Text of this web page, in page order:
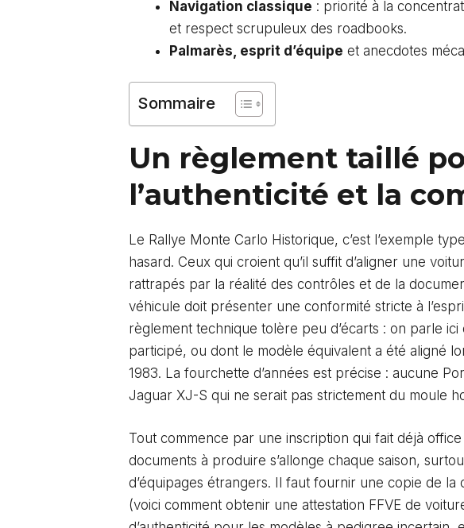
Navigation classique : priorité à la
et respect scrupuleux des roadbooks.
Palmarès, esprit d’équipe et anecdotes
Sommaire
Un règlement taillé
l’authenticité et la
Le Rallye Monte Carlo Historique, c’est l’exemple
hasard. Ceux qui croient qu’il suffit d’aligner une
rattrapés par la réalité des contrôles et de la
véhicule doit présenter une conformité stricte à
règlement technique tolère peu d’écarts : on parle
participé, ou dont le modèle équivalent a été aligné
1983. La fourchette d’années est précise : aucune
Jaguar XJ-S qui ne serait pas strictement du moule
Tout commence par une inscription qui fait déjà
documents à produire s’allonge chaque saison,
d’équipages étrangers. Il faut fournir une copie de la
(voici comment obtenir une attestation FFVE de